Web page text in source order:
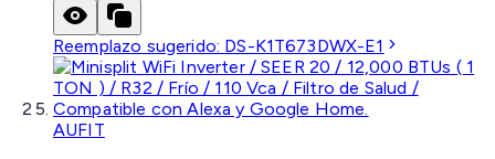
Reemplazo sugerido: DS-K1T673DWX-E1
AUFIT